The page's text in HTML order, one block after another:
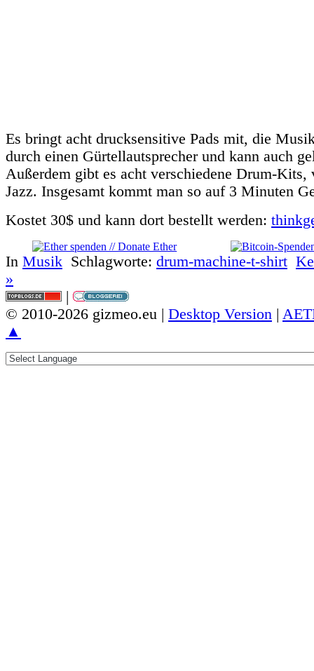
Es bringt acht drucksensitive Pads mit, die
durch einen Gürtellautsprecher und kann auch
Außerdem gibt es acht verschiedene Drum-Kits,
Jazz. Insgesamt kommt man so auf 3 Minuten
Kostet 30$ und kann dort bestellt werden:
In Musik Schlagworte: drum-machine-t-shirt
»
|
© 2010-2026 gizmeo.eu | Desktop Version |
▲